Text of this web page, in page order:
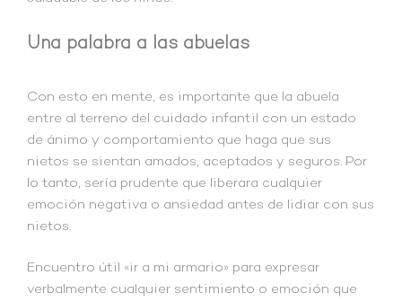
Una palabra a las abuelas
Con esto en mente, es importante que la abuela
entre al terreno del cuidado infantil con un estado
de ánimo y comportamiento que haga que sus
nietos se sientan amados, aceptados y seguros. Por
lo tanto, sería prudente que liberara cualquier
emoción negativa o ansiedad antes de lidiar con sus
nietos.
Encuentro útil «ir a mi armario» para expresar
verbalmente cualquier sentimiento o emoción que